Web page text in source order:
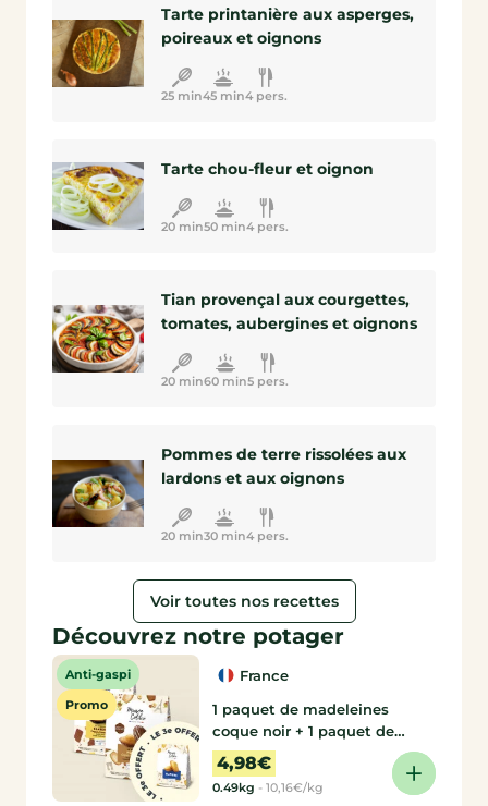
Tarte printanière aux asperges,
poireaux et oignons
25 min45 min4 pers.
Tarte chou-fleur et oignon
20 min50 min4 pers.
Tian provençal aux courgettes,
tomates, aubergines et oignons
20 min60 min5 pers.
Pommes de terre rissolées aux
lardons et aux oignons
20 min30 min4 pers.
Voir toutes nos recettes
Découvrez notre potager
Anti-gaspi
Promo
France
1 paquet de madeleines
coque noir + 1 paquet de
madeleines coque lait = 1
paquet de madeleines nature
offert ! de Maison Colibri
4,98€
0.49kg - 10,16€/kg